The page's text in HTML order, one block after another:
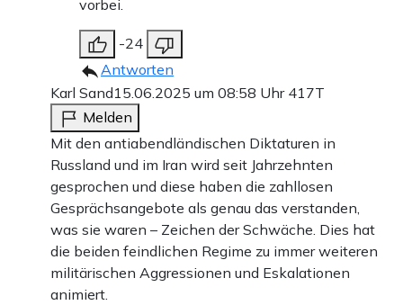
vorbei.
-24
Antworten
Karl Sand15.06.2025 um 08:58 Uhr 417T
Melden
Mit den antiabendländischen Diktaturen in
Russland und im Iran wird seit Jahrzehnten
gesprochen und diese haben die zahllosen
Gesprächsangebote als genau das verstanden,
was sie waren – Zeichen der Schwäche. Dies hat
die beiden feindlichen Regime zu immer weiteren
militärischen Aggressionen und Eskalationen
animiert.